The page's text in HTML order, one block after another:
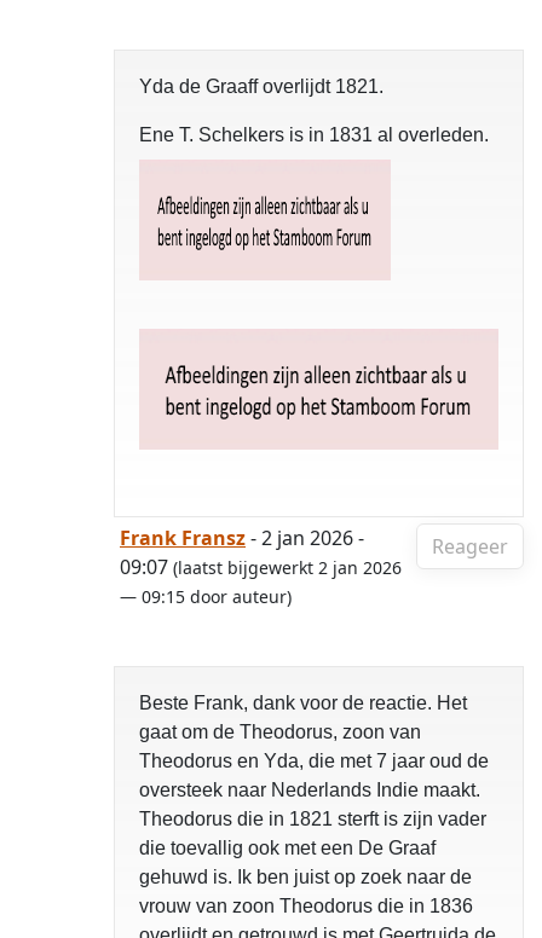
Yda de Graaff overlijdt 1821.
Ene T. Schelkers is in 1831 al overleden.
Reageer
Frank Fransz- 2 jan 2026 -
09:07 (laatst bijgewerkt 2 jan 2026
— 09:15 door auteur)
Beste Frank, dank voor de reactie. Het
gaat om de Theodorus, zoon van
Theodorus en Yda, die met 7 jaar oud de
oversteek naar Nederlands Indie maakt.
Theodorus die in 1821 sterft is zijn vader
die toevallig ook met een De Graaf
gehuwd is. Ik ben juist op zoek naar de
vrouw van zoon Theodorus die in 1836